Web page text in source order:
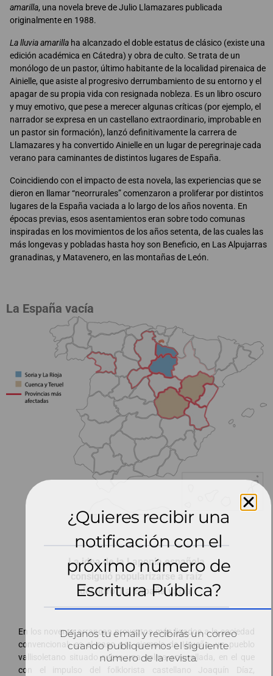
amarilla, una novela breve de Julio Llamazares publicada
originalmente en 1988.
La lluvia amarilla ha alcanzado el doble estatus de clásico (existe una
edición académica en Cátedra) y obra de culto. Se trata de un
monólogo de un pastor, último habitante de la localidad pirenaica de
Ainielle, que asiste al progresivo derrumbamiento de su entorno y el
apagar de su propia vida con resignada nobleza. Es un libro oscuro
y muy emotivo, que pese a merecer algunas críticas (por ejemplo, el
narrador se expresa en un castellano extraordinario, improbable en
un pastor sin formación), lanzó definitivamente la carrera de
Llamazares y ha convertido Ainielle en un lugar de peregrinaje cada
verano para caminantes de distintos lugares de España.
Coincidiendo con el impacto de esta novela, las experiencias que se
dieron en llamar “neorrurales” comenzaron a proliferar por distintos
lugares de la España vaciada a lo largo de los años noventa. En
épocas previas, esos asentamientos eran sobre todo comunas
inspiradas en los movimientos de los años setenta, de las cuales las
más longevas y pobladas hasta hoy son Beneficio, en Las Alpujarras
granadinas, y Matavenero, en las montañas de León.
La España vacía
La idea de la Laponia española
del libro ‘La España vacía’
En los noventa arrancan proyectos más ligados a la sociedad
convencional: es el caso por ejemplo de Urueña, un pueblo
vallisoletano situado sobre una colina amurallada, en el que
con el impulso del folklorista castellano Joaquín Díaz,
¿Quieres recibir una
notificación con el
próximo número de
Escritura Pública?
Déjanos tu email y recibirás un correo
cuando publiquemos el siguiente
número de la revista.